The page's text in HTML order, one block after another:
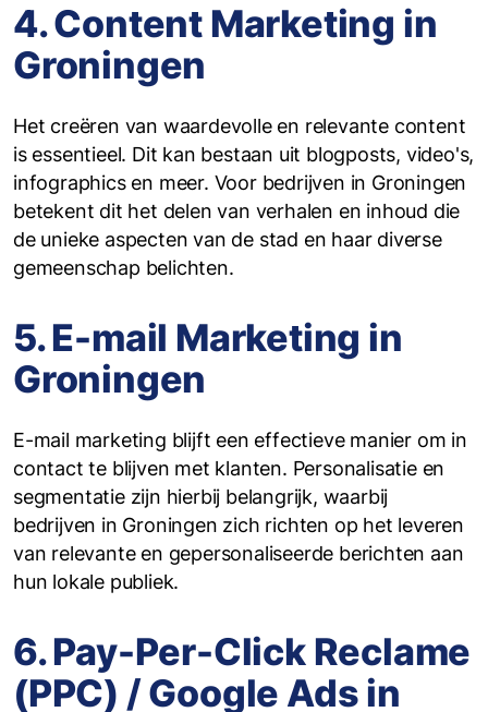
4. Content Marketing in
Groningen
Het creëren van waardevolle en relevante content
is essentieel. Dit kan bestaan uit blogposts, video's,
infographics en meer. Voor bedrijven in Groningen
betekent dit het delen van verhalen en inhoud die
de unieke aspecten van de stad en haar diverse
gemeenschap belichten.
5. E-mail Marketing in
Groningen
E-mail marketing blijft een effectieve manier om in
contact te blijven met klanten. Personalisatie en
segmentatie zijn hierbij belangrijk, waarbij
bedrijven in Groningen zich richten op het leveren
van relevante en gepersonaliseerde berichten aan
hun lokale publiek.
6. Pay-Per-Click Reclame
(PPC) / Google Ads in